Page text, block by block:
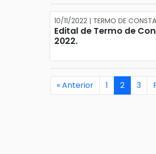
10/11/2022 | TERMO DE
Edital de Termo de
2022.
« Anterior 1 2 3